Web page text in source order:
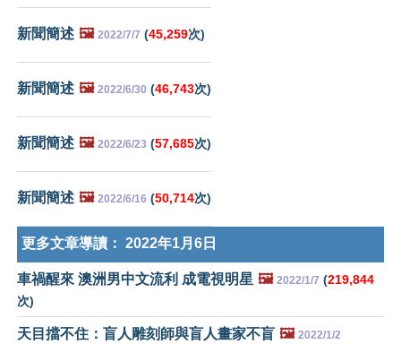
新聞簡述 🖼️ 2022/7/7 (45,259次)
新聞簡述 🖼️ 2022/6/30 (46,743次)
新聞簡述 🖼️ 2022/6/23 (57,685次)
新聞簡述 🖼️ 2022/6/16 (50,714次)
更多文章導讀： 2022年1月6日
車禍醒來 澳洲男中文流利 成電視明星 🖼️ 2022/1/7 (219,844
次)
天目擋不住：盲人雕刻師與盲人畫家不盲 🖼️ 2022/1/2